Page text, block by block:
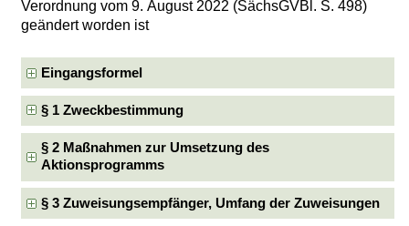
Verordnung vom 9. August 2022 (SächsGVBl. S. 498)
geändert worden ist
Eingangsformel
§ 1 Zweckbestimmung
§ 2 Maßnahmen zur Umsetzung des
Aktionsprogramms
§ 3 Zuweisungsempfänger, Umfang der Zuweisungen